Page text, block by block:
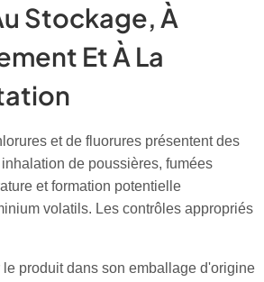
Stockage, À
Et À La
et de fluorures présentent des
de poussières, fumées
et formation potentielle
volatils. Les contrôles appropriés
le produit dans son emballage d'origine